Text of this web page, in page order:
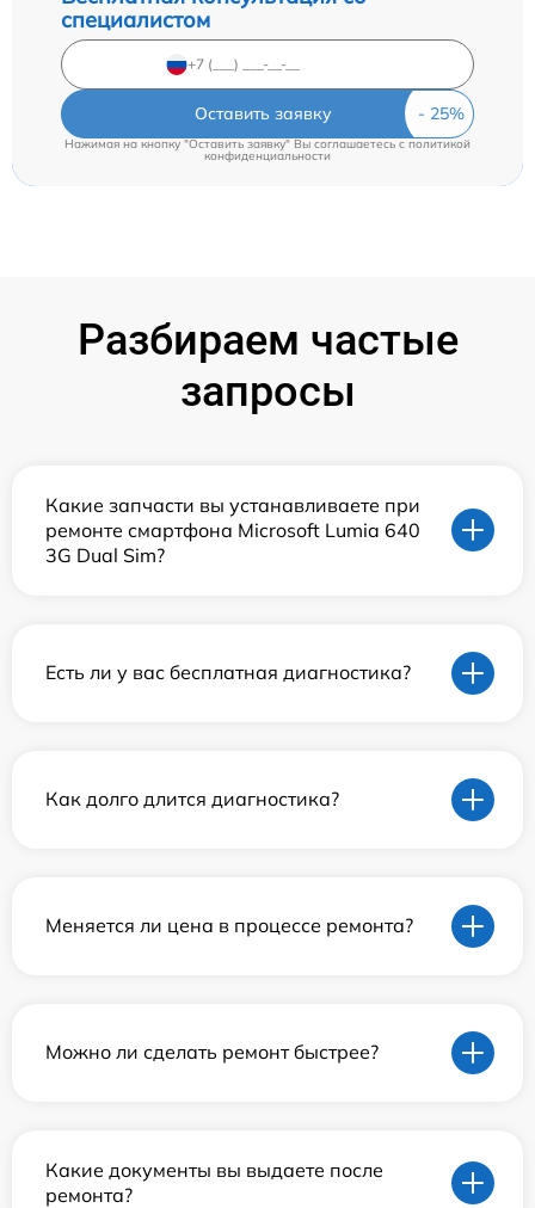
специалистом
Оставить заявку
Нажимая на кнопку "Оставить заявку" Вы соглашаетесь cполитикой
конфиденциальности
Разбираем частые
запросы
Какие запчасти вы устанавливаете при
ремонте смартфона Microsoft Lumia 640
3G Dual Sim?
Есть ли у вас бесплатная диагностика?
Как долго длится диагностика?
Меняется ли цена в процессе ремонта?
Можно ли сделать ремонт быстрее?
Какие документы вы выдаете после
ремонта?